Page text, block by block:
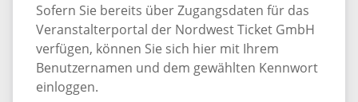
Sofern Sie bereits über Zugangsdaten für das
Veranstalterportal der Nordwest Ticket GmbH
verfügen, können Sie sich hier mit Ihrem
Benutzernamen und dem gewählten Kennwort
einloggen.